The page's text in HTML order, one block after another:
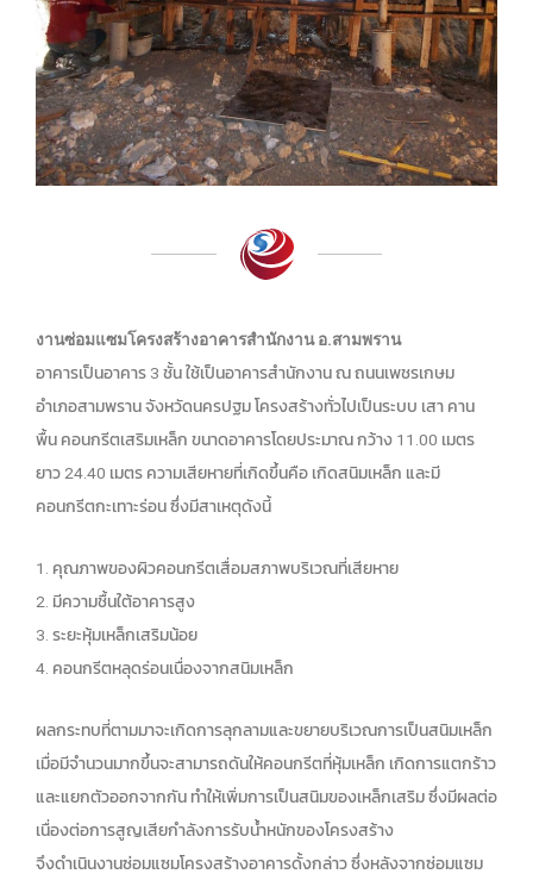
งานซ่อมแซมโครงสร้างอาคารสำนักงาน อ.สามพราน
อาคารเป็นอาคาร 3 ชั้น ใช้เป็นอาคารสำนักงาน ณ ถนนเพชรเกษม
อำเภอสามพราน จังหวัดนครปฐม โครงสร้างทั่วไปเป็นระบบ เสา คาน
พื้น คอนกรีตเสริมเหล็ก ขนาดอาคารโดยประมาณ กว้าง 11.00 เมตร
ยาว 24.40 เมตร ความเสียหายที่เกิดขึ้นคือ เกิดสนิมเหล็ก และมี
คอนกรีตกะเทาะร่อน ซึ่งมีสาเหตุดังนี้
1. คุณภาพของผิวคอนกรีตเสื่อมสภาพบริเวณที่เสียหาย
2. มีความชื้นใต้อาคารสูง
3. ระยะหุ้มเหล็กเสริมน้อย
4. คอนกรีตหลุดร่อนเนื่องจากสนิมเหล็ก
ผลกระทบที่ตามมาจะเกิดการลุกลามและขยายบริเวณการเป็นสนิมเหล็ก
เมื่อมีจำนวนมากขึ้นจะสามารถดันให้คอนกรีตที่หุ้มเหล็ก เกิดการแตกร้าว
และแยกตัวออกจากกัน ทำให้เพิ่มการเป็นสนิมของเหล็กเสริม ซึ่งมีผลต่อ
เนื่องต่อการสูญเสียกำลังการรับน้ำหนักของโครงสร้าง
จึงดำเนินงานซ่อมแซมโครงสร้างอาคารดั้งกล่าว ซึ่งหลังจากซ่อมแซม